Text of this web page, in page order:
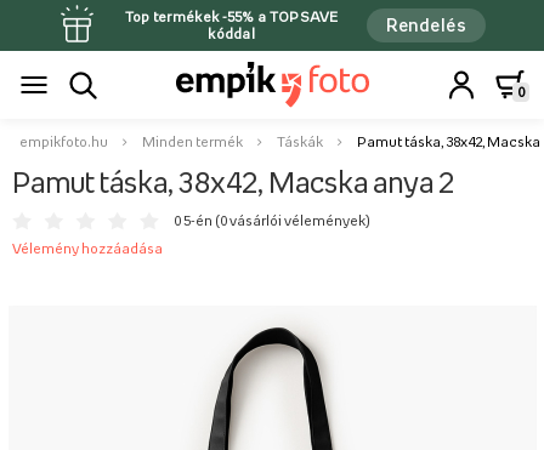
Top termékek -55% a TOPSAVE
kóddal
Rendelés
0
empikfoto.hu Minden termék Táskák Pamut táska, 38x42, Macska
Pamut táska, 38x42, Macska anya 2
0 5-én (0 vásárlói vélemények)
Vélemény hozzáadása